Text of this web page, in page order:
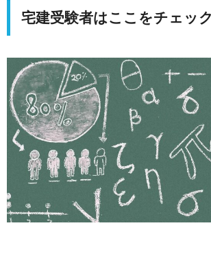
宅建受験者はここをチェッ